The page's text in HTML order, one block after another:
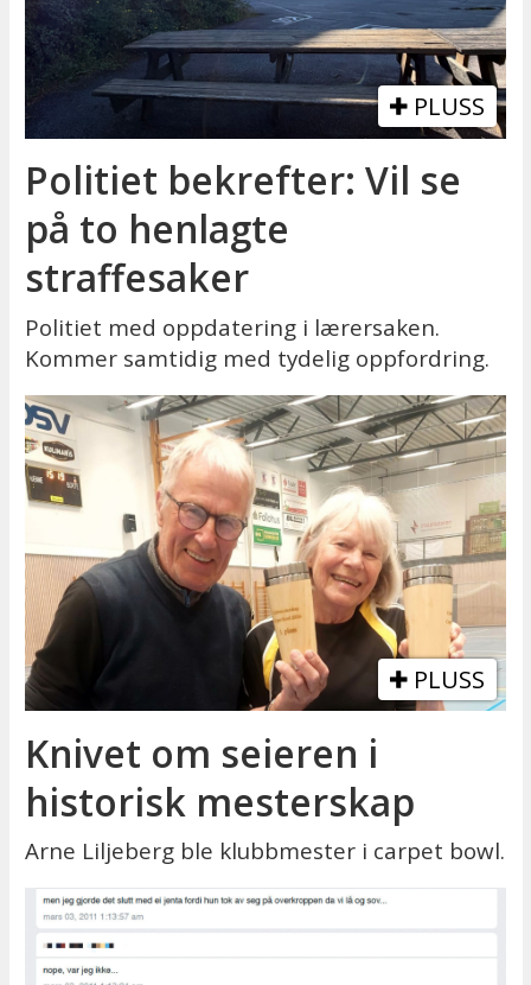
PLUSS
Politiet bekrefter: Vil se
på to henlagte
straffesaker
Politiet med oppdatering i lærersaken.
Kommer samtidig med tydelig oppfordring.
PLUSS
Knivet om seieren i
historisk mesterskap
Arne Liljeberg ble klubbmester i carpet bowl.